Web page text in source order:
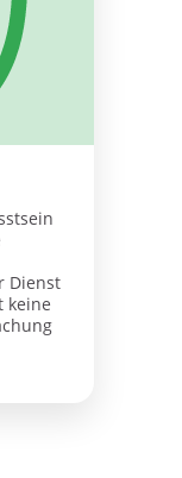
Dienst
keine